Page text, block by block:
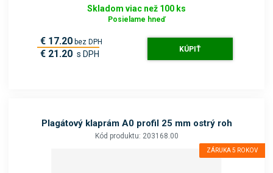
Skladom viac než 100 ks
Posielame hneď
€ 17.20 bez DPH
€ 21.20 s DPH KÚPIŤ
Plagátový klaprám A0 profil 25 mm ostrý roh
Kód produktu: 203168.00
ZÁRUKA 5 ROKOV